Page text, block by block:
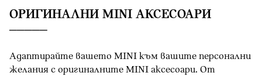
OРИГИНАЛНИ MINI АКСЕСОАРИ
Адаптирайте вашето MINI към вашите персонални
желания с оригиналните MINI аксесоари. От